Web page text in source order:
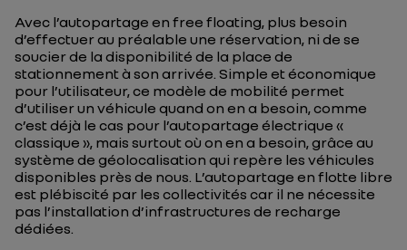
Avec l’autopartage en free floating, plus besoin
d’effectuer au préalable une réservation, ni de se
soucier de la disponibilité de la place de
stationnement à son arrivée. Simple et économique
pour l’utilisateur, ce modèle de mobilité permet
d’utiliser un véhicule quand on en a besoin, comme
c’est déjà le cas pour l’autopartage électrique «
classique », mais surtout où on en a besoin, grâce au
système de géolocalisation qui repère les véhicules
disponibles près de nous. L’autopartage en flotte libre
est plébiscité par les collectivités car il ne nécessite
pas l’installation d’infrastructures de recharge
dédiées.